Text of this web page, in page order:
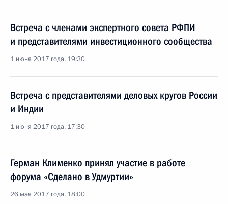
Встреча с членами экспертного совета РФПИ
и представителями инвестиционного сообщества
1 июня 2017 года, 19:30
Встреча с представителями деловых кругов России
и Индии
1 июня 2017 года, 17:30
Герман Клименко принял участие в работе
форума «Сделано в Удмуртии»
26 мая 2017 года, 18:00